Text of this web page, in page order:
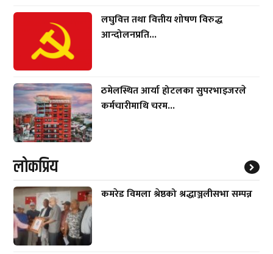
लघुवित्त तथा वित्तीय शोषण विरुद्ध
आन्दोलनप्रति...
ठमेलस्थित आर्या होटलका सुपरभाइजरले
कर्मचारीमाथि चरम...
लाेकप्रिय
कमरेड विमला श्रेष्ठको श्रद्धाञ्जलीसभा सम्पन्न